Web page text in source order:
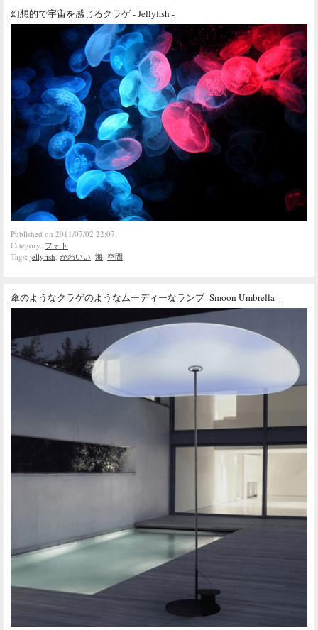
幻想的で宇宙を感じるクラゲ - Jellyfish -
Published on 2011/07/02 22:07.
Category: フォト
Tags: jellyfish, かわいい, 海, 空間
傘のようなクラゲのようなムーディーなランプ -Smoon Umbrella -